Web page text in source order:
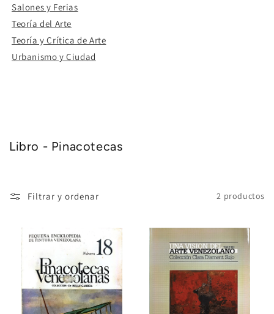
Salones y Ferias
Teoría del Arte
Teoría y Crítica de Arte
Urbanismo y Ciudad
Libro - Pinacotecas
Filtrar y ordenar 2 productos